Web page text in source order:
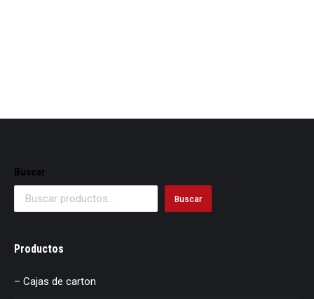
Buscar
Buscar
Productos
– Cajas de carton